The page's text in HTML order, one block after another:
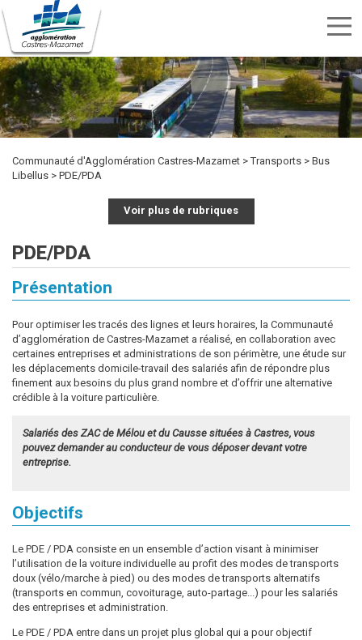
Aller
au
contenu
principal
Menu
nav
Rechercher
Rechercher
TRANSPORTS
SPORTS
ET
LOISIRS
CULTURE
ENVIRONNEMENT
ET
DÉCHETS
HABITAT
ÉTUDIER
DÉVELOPPEMENT
ECONOMIQUE
INTERCOMMUNALITÉ
MARCHÉS
PUBLICS
PUBLICITÉ
DES
ACTES
OFFRES
D'EMPLOI
KIOSQUE
Communauté d'Agglomération Castres-Mazamet Transports
Bus
Libellus
PDE/PDA
Voir plus de rubriques
PDE/PDA
Présentation
Pour optimiser les tracés des lignes et leurs horaires, la Communauté
d’agglomération de Castres-Mazamet a réalisé, en collaboration avec
certaines entreprises et administrations de son périmètre, une étude sur
les déplacements domicile-travail des salariés afin de répondre plus
finement aux besoins du plus grand nombre et d’offrir une alternative
crédible à la voiture particulière.
Salariés des ZAC de Mélou et du Causse situées à Castres, vous
pouvez demander au conducteur de vous déposer devant votre
entreprise.
Objectifs
Le PDE / PDA consiste en un ensemble d’action visant à minimiser
l’utilisation de la voiture individuelle au profit des modes de transports
doux (vélo/marche à pied) ou des modes de transports alternatifs
(transports en commun, covoiturage, auto-partage...) pour les salariés
des entreprises et administration.
Le PDE / PDA entre dans un projet plus global qui a pour objectif